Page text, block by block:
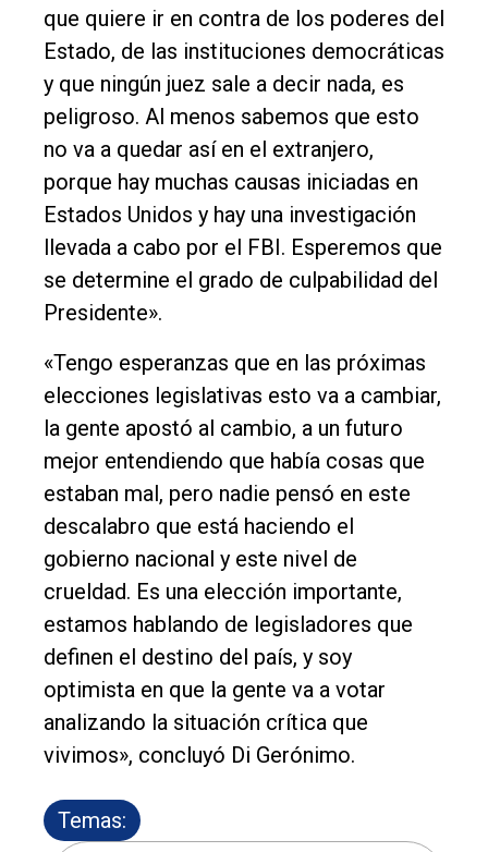
que quiere ir en contra de los poderes del
Estado, de las instituciones democráticas
y que ningún juez sale a decir nada, es
peligroso. Al menos sabemos que esto
no va a quedar así en el extranjero,
porque hay muchas causas iniciadas en
Estados Unidos y hay una investigación
llevada a cabo por el FBI. Esperemos que
se determine el grado de culpabilidad del
Presidente».
«Tengo esperanzas que en las próximas
elecciones legislativas esto va a cambiar,
la gente apostó al cambio, a un futuro
mejor entendiendo que había cosas que
estaban mal, pero nadie pensó en este
descalabro que está haciendo el
gobierno nacional y este nivel de
crueldad. Es una elección importante,
estamos hablando de legisladores que
definen el destino del país, y soy
optimista en que la gente va a votar
analizando la situación crítica que
vivimos», concluyó Di Gerónimo.
Temas: